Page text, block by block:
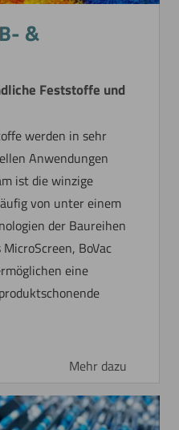
&
Feststoffe und
werden in sehr
Anwendungen
ist die winzige
von unter einem
der Baureihen
BoVac
eine
Mehr dazu